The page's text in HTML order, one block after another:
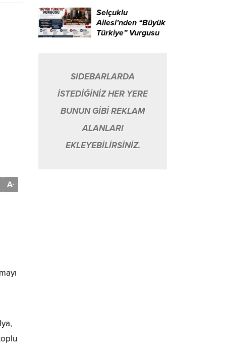
A-
Selçuklu
Ailesi’nden “Büyük
Türkiye” Vurgusu
SIDEBARLARDA
İSTEDİĞİNİZ HER YERE
BUNUN GİBİ REKLAM
ALANLARI
EKLEYEBİLİRSİNİZ.